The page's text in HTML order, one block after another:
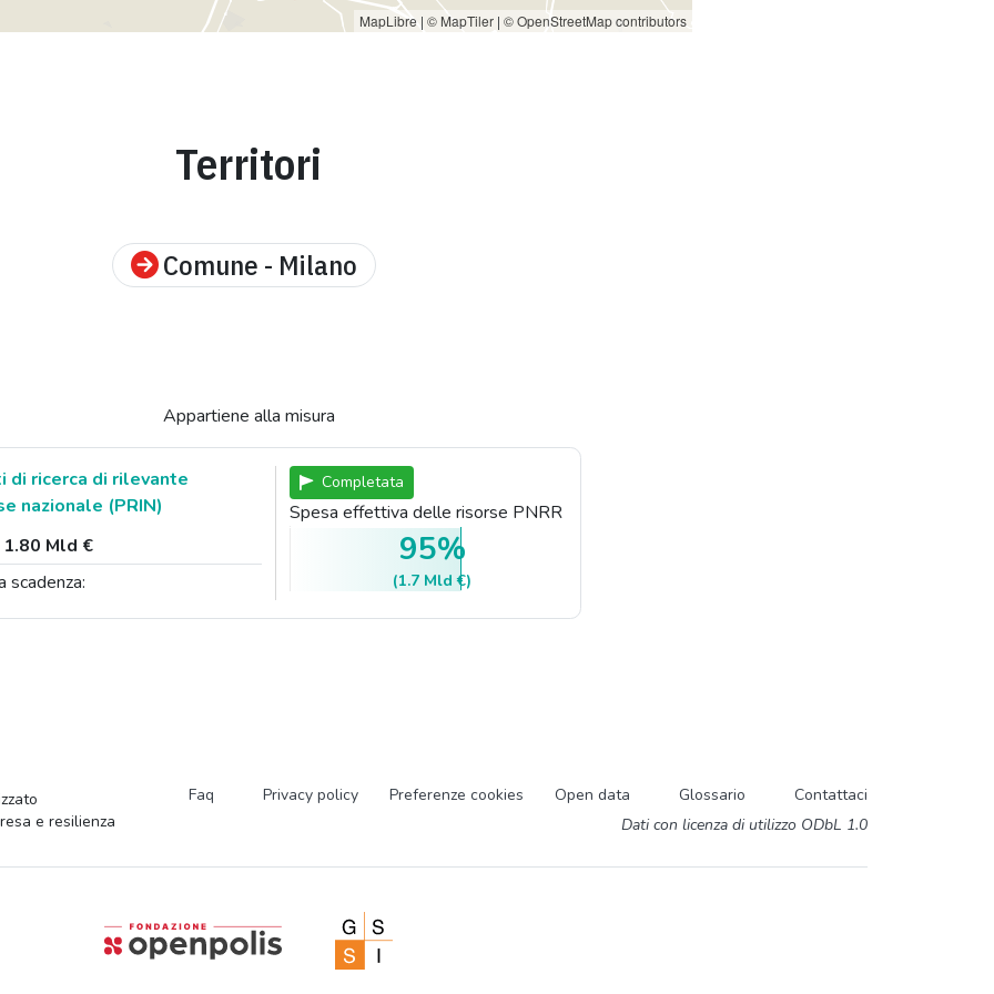
MapLibre | © MapTiler | © OpenStreetMap contributors
Territori
Comune - Milano
Appartiene alla misura
di ricerca di rilevante
nazionale (PRIN)
1.80 Mld €
scadenza:
Completata
Spesa effettiva delle risorse PNRR
95%
(1.7 Mld €)
e resilienza
Faq Privacy policy Preferenze cookies Open data Glossario
Contattaci
Dati con licenza di utilizzo ODbL 1.0